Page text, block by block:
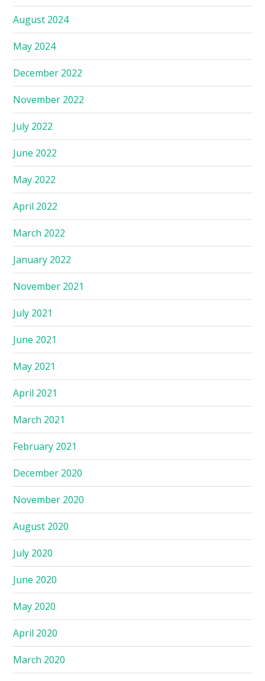
August 2024
May 2024
December 2022
November 2022
July 2022
June 2022
May 2022
April 2022
March 2022
January 2022
November 2021
July 2021
June 2021
May 2021
April 2021
March 2021
February 2021
December 2020
November 2020
August 2020
July 2020
June 2020
May 2020
April 2020
March 2020